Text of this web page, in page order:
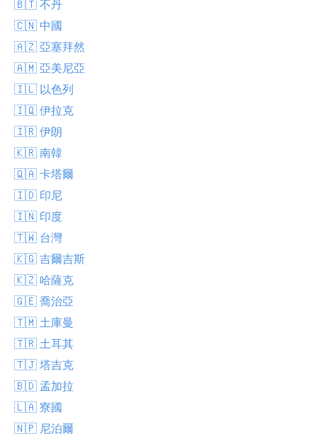
🇧🇹 不丹
🇨🇳 中國
🇦🇿 亞塞拜然
🇦🇲 亞美尼亞
🇮🇱 以色列
🇮🇶 伊拉克
🇮🇷 伊朗
🇰🇷 南韓
🇶🇦 卡塔爾
🇮🇩 印尼
🇮🇳 印度
🇹🇼 台灣
🇰🇬 吉爾吉斯
🇰🇿 哈薩克
🇬🇪 喬治亞
🇹🇲 土庫曼
🇹🇷 土耳其
🇹🇯 塔吉克
🇧🇩 孟加拉
🇱🇦 寮國
🇳🇵 尼泊爾